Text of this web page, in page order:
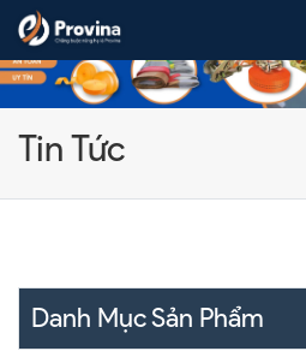
Skip to content
Tin Tức
Danh Mục Sản Phẩm